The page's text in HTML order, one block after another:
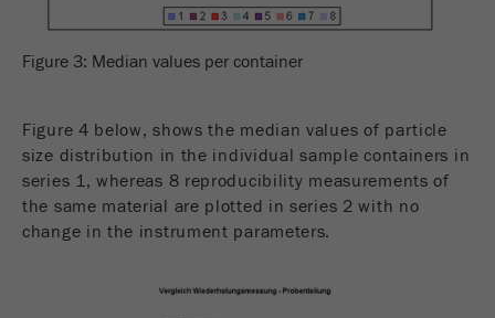
Figure 3: Median values per container
Figure 4 below, shows the median values of particle
size distribution in the individual sample containers in
series 1, whereas 8 reproducibility measurements of
the same material are plotted in series 2 with no
change in the instrument parameters.